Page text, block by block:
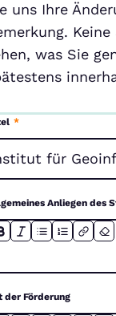
uns Ihre
was Sie
*
Anliegen des
der Förderung